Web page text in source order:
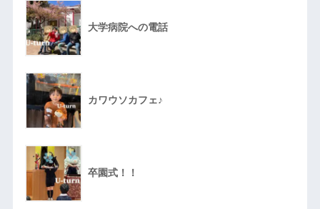
大学病院への電話
カワウソカフェ♪
卒園式！！